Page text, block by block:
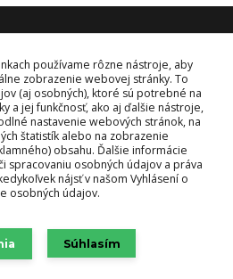
používame rôzne nástroje, aby
zobrazenie webovej stránky. To
(aj osobných), ktoré sú potrebné na
a jej funkčnosť, ako aj ďalšie nástroje,
nastavenie webových stránok, na
štatistík alebo na zobrazenie
obsahu. Ďalšie informácie
spracovaniu osobných údajov a práva
nájsť v našom Vyhlásení o
osobných údajov.
Súhlasím